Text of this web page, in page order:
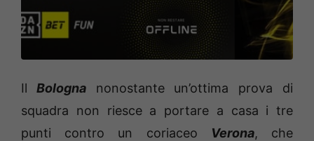
Il Bolognanonostante un’ottima prova di
squadra non riesce a portare a casa i tre
punti contro un coriaceo
Verona, che